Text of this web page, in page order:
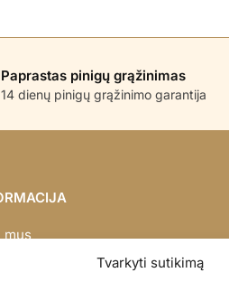
Tvarkyti sutikimą
Paprastas pinigų grąžinimas
14 dienų pinigų grąžinimo garantija
mus